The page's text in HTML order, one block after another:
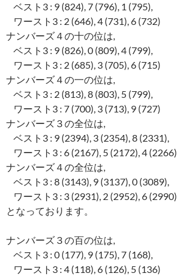
ベスト3 : 9 (824), 7 (796), 1 (795),
ワースト3 : 2 (646), 4 (731), 6 (732)
ナンバーズ４の十の位は,
ベスト3 : 9 (826), 0 (809), 4 (799),
ワースト3 : 2 (685), 3 (705), 6 (715)
ナンバーズ４の一の位は,
ベスト3 : 2 (813), 8 (803), 5 (799),
ワースト3 : 7 (700), 3 (713), 9 (727)
ナンバーズ３の全位は,
ベスト3 : 9 (2394), 3 (2354), 8 (2331),
ワースト3 : 6 (2167), 5 (2172), 4 (2266)
ナンバーズ４の全位は,
ベスト3 : 8 (3143), 9 (3137), 0 (3089),
ワースト3 : 3 (2931), 2 (2952), 6 (2990)
となっております。
ナンバーズ３の百の位は,
ベスト3 : 0 (177), 9 (175), 7 (168),
ワースト3 : 4 (118), 6 (126), 5 (136)